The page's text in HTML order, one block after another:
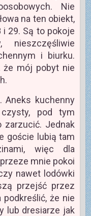
Nie
na ten obiekt,
29. Są to pokoje
nieszczęśliwie
i biurku.
że mój pobyt nie
Aneks kuchenny
pod tym
Jednak
goście lubią tam
więc dla
mnie pokoi
nawet lodówki
przejść przez
że nie
lub dresiarze jak